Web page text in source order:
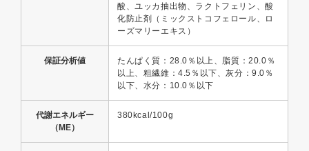
酸、ユッカ抽出物、ラクトフェリン、酸
化防止剤（ミックストコフェロール、ロ
ーズマリーエキス）
保証分析値
たんぱく質：28.0％以上、脂質：20.0％
以上、粗繊維：4.5％以下、灰分：9.0％
以下、水分：10.0％以下
代謝エネルギー
（ME）
380kcal/100g